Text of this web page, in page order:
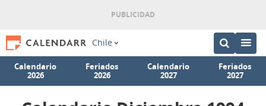
Chile
Calendario
2026
Feriados
2026
Calendario
2027
Feriados
2027